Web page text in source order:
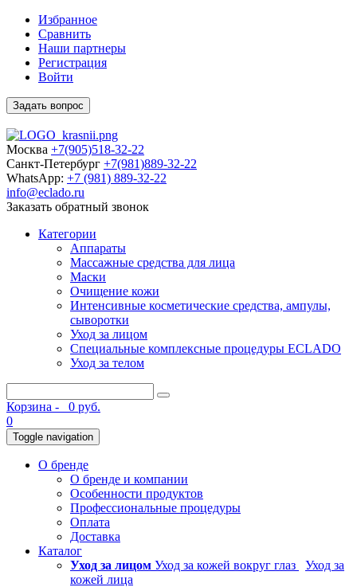
Избранное
Сравнить
Наши партнеры
Регистрация
Войти
Задать вопрос
Москва +7(905)518-32-22
Санкт-Петербург +7(981)889-32-22
WhatsApp: +7 (981) 889-32-22
info@eclado.ru
Заказать обратный звонок
Категории
Аппараты
Массажные средства для лица
Маски
Очищение кожи
Интенсивные косметические средства, ампулы,
сыворотки
Уход за лицом
Специальные комплексные процедуры ECLADO
Уход за телом
Корзина -
0 руб.
0
Toggle navigation
О бренде
О бренде и компании
Особенности продуктов
Профессиональные процедуры
Оплата
Доставка
Каталог
Уход за лицом Уход за кожей вокруг глаз
Уход за
кожей лица